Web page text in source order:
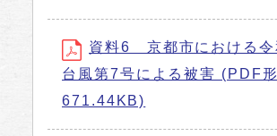
資料6 京都市における令
台風第7号による被害 (PDF形
671.44KB)